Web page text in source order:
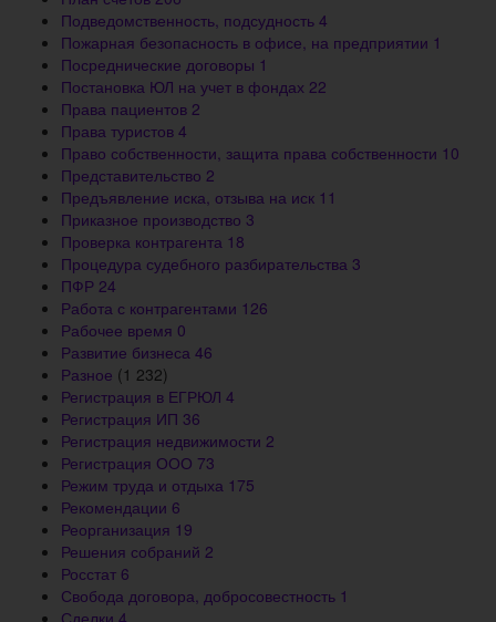
Подведомственность, подсудность 4
Пожарная безопасность в офисе, на предприятии 1
Посреднические договоры 1
Постановка ЮЛ на учет в фондах 22
Права пациентов 2
Права туристов 4
Право собственности, защита права собственности 10
Представительство 2
Предъявление иска, отзыва на иск 11
Приказное производство 3
Проверка контрагента 18
Процедура судебного разбирательства 3
ПФР 24
Работа с контрагентами 126
Рабочее время 0
Развитие бизнеса 46
Разное (1 232)
Регистрация в ЕГРЮЛ 4
Регистрация ИП 36
Регистрация недвижимости 2
Регистрация ООО 73
Режим труда и отдыха 175
Рекомендации 6
Реорганизация 19
Решения собраний 2
Росстат 6
Свобода договора, добросовестность 1